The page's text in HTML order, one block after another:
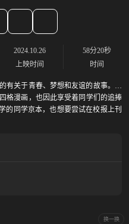
2024.10.26
上映时间
58分20秒
时间
有关于青春、梦想和友谊的故事。自
格漫画，也因此享受着同学们的追捧
的同学京本，也想要尝试在校报上刊
换一换